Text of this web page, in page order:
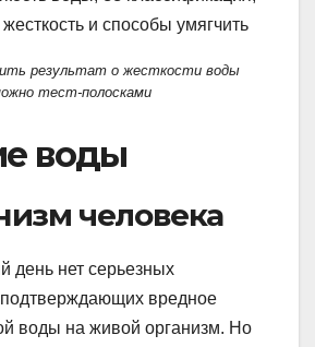
результат о жесткости воды
тест-полосками
воды
человека
день нет серьезных
вредное
воды на живой организм. Но